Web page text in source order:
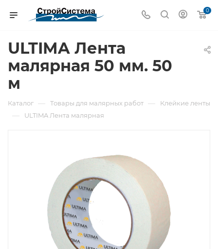
0
ULTIMA Лента
малярная 50 мм. 50
м
Каталог — Товары для малярных работ — Клейкие ленты
— ULTIMA Лента малярная